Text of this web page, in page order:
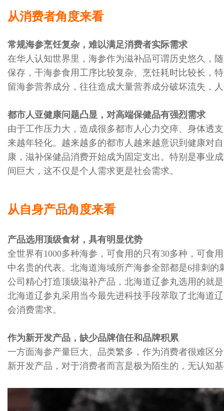
从消费者角度来看
常规海参烹饪复杂，难以满足消费者实际需求
在华人认知世界里，海参作为滋补品可谓历史悠久，
保存，干海参食用工序比较复杂、烹饪耗时比较长，
留海参营养成分，往往造成大量营养成分破坏流失，
都市人亚健康问题凸显，对高端保健品有强烈需求
由于工作压力大，造成很多都市人心力交瘁、身体透
来越年轻化。越来越多的都市人越来越意识到健康对
康，滋补保健品消费开始成为固定支出。特别是事业
间巨大，这不仅是个人需求更是社会需求。
从自身产品角度来看
产品选用顶级食材，具有明显优势
全世界有1000多种海参，可食用的只有30多种，可食
中名贵的代表。北海道海域所产海参全部都是6排刺
公司精心打造顶级滋补产品，北海道辽参丸选用的就
北海道辽参丸采用当今最先进科技手段萃取了北海道
会消费需求。
作为新开发产品，缺少品牌信任和品牌积累
一方面海参产量巨大、品类繁多，作为消费者很难区
新开发产品，对于消费者而言是极为陌生的，无认知